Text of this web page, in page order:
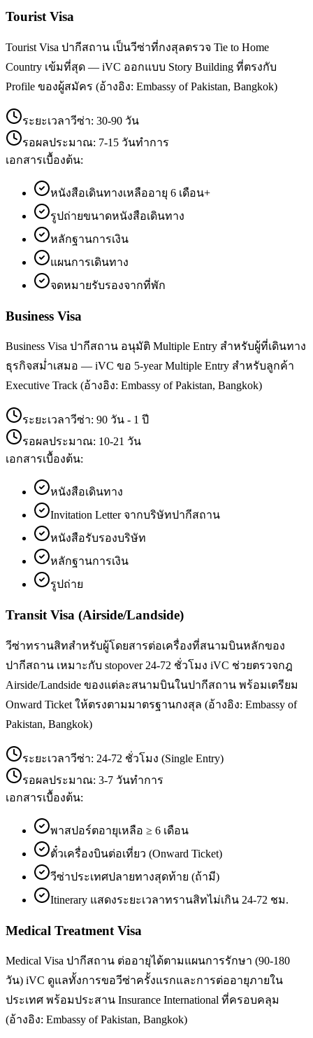
Tourist Visa
Tourist Visa ปากีสถาน เป็นวีซ่าที่กงสุลตรวจ Tie to Home
Country เข้มที่สุด — iVC ออกแบบ Story Building ที่ตรงกับ
Profile ของผู้สมัคร (อ้างอิง: Embassy of Pakistan, Bangkok)
ระยะเวลาวีซ่า: 30-90 วัน
รอผลประมาณ: 7-15 วันทำการ
เอกสารเบื้องต้น:
หนังสือเดินทางเหลืออายุ 6 เดือน+
รูปถ่ายขนาดหนังสือเดินทาง
หลักฐานการเงิน
แผนการเดินทาง
จดหมายรับรองจากที่พัก
Business Visa
Business Visa ปากีสถาน อนุมัติ Multiple Entry สำหรับผู้ที่เดินทาง
ธุรกิจสม่ำเสมอ — iVC ขอ 5-year Multiple Entry สำหรับลูกค้า
Executive Track (อ้างอิง: Embassy of Pakistan, Bangkok)
ระยะเวลาวีซ่า: 90 วัน - 1 ปี
รอผลประมาณ: 10-21 วัน
เอกสารเบื้องต้น:
หนังสือเดินทาง
Invitation Letter จากบริษัทปากีสถาน
หนังสือรับรองบริษัท
หลักฐานการเงิน
รูปถ่าย
Transit Visa (Airside/Landside)
วีซ่าทรานสิทสำหรับผู้โดยสารต่อเครื่องที่สนามบินหลักของ
ปากีสถาน เหมาะกับ stopover 24-72 ชั่วโมง iVC ช่วยตรวจกฎ
Airside/Landside ของแต่ละสนามบินในปากีสถาน พร้อมเตรียม
Onward Ticket ให้ตรงตามมาตรฐานกงสุล (อ้างอิง: Embassy of
Pakistan, Bangkok)
ระยะเวลาวีซ่า: 24-72 ชั่วโมง (Single Entry)
รอผลประมาณ: 3-7 วันทำการ
เอกสารเบื้องต้น:
พาสปอร์ตอายุเหลือ ≥ 6 เดือน
ตั๋วเครื่องบินต่อเที่ยว (Onward Ticket)
วีซ่าประเทศปลายทางสุดท้าย (ถ้ามี)
Itinerary แสดงระยะเวลาทรานสิทไม่เกิน 24-72 ชม.
Medical Treatment Visa
Medical Visa ปากีสถาน ต่ออายุได้ตามแผนการรักษา (90-180
วัน) iVC ดูแลทั้งการขอวีซ่าครั้งแรกและการต่ออายุภายใน
ประเทศ พร้อมประสาน Insurance International ที่ครอบคลุม
(อ้างอิง: Embassy of Pakistan, Bangkok)